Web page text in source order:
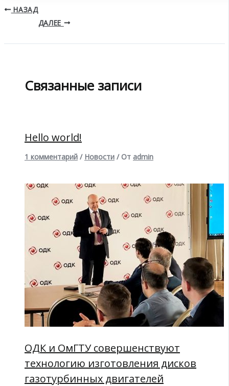
НАЗАД
ДАЛЕЕ
Связанные записи
Hello world!
1 комментарий / Новости / От admin
ОДК и ОмГТУ совершенствуют
технологию изготовления дисков
газотурбинных двигателей